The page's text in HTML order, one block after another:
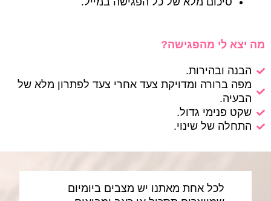
מה יצא לי מהפגישה?
הבנה ובהירות.
מפה ברורה ומדויקת צעד אחרי צעד לפתרון מלא של
הבעיה.
שקט פנימי גדול.
התחלה של שינוי.
לכל אחת מאתנו יש מצבים ביומיום